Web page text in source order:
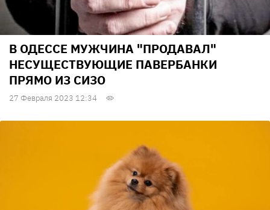
В ОДЕССЕ МУЖЧИНА "ПРОДАВАЛ"
НЕСУЩЕСТВУЮЩИЕ ПАВЕРБАНКИ
ПРЯМО ИЗ СИЗО
27 Февраля 2023 12:34